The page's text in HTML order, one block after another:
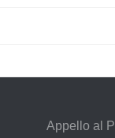
Appello al